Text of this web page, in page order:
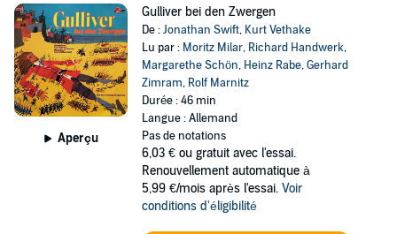
Aperçu
Gulliver bei den Zwergen
De :Jonathan Swift, Kurt Vethake
Lu par : Moritz Milar, Richard Handwerk,
Margarethe Schön, Heinz Rabe,Gerhard
Zimram, Rolf Marnitz
Durée : 46 min
Langue : Allemand
Pas de notations
6,03 € ou gratuit avec l'essai.
Renouvellement automatique à
5,99 €/mois après l'essai. Voir
conditions d'éligibilité